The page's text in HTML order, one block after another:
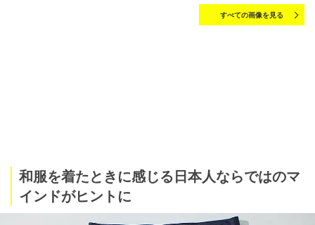
すべての画像を見る
和服を着たときに感じる日本人ならではのマ
インドがヒントに